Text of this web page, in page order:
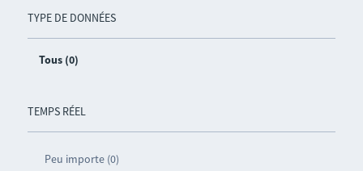
TYPE DE DONNÉES
Tous (0)
TEMPS RÉEL
Peu importe (0)